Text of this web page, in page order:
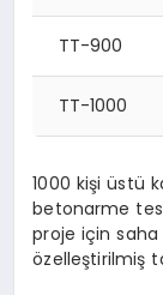
TT-900
TT-1000
1000 kişi üstü
betonarme
proje için saha
özelleştirilmiş